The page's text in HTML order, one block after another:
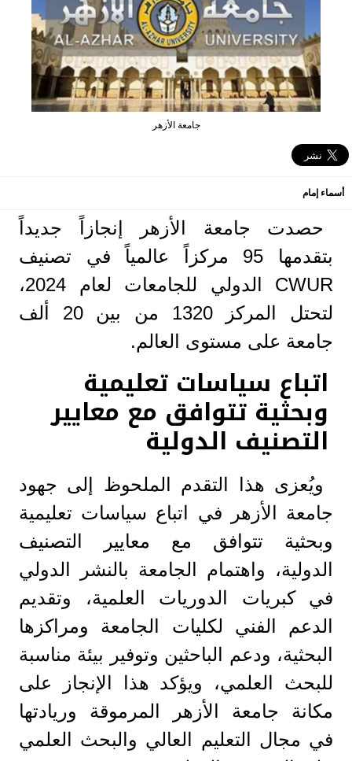
جامعة الأزهر
أسماء إمام
حصدت جامعة الأزهر إنجازاً جديداً
بتقدمها 95 مركزاً عالمياً في تصنيف
CWUR الدولي للجامعات لعام 2024،
لتحتل المركز 1320 من بين 20 ألف
جامعة على مستوى العالم.
اتباع سياسات تعليمية
وبحثية تتوافق مع معايير
التصنيف الدولية
ويُعزى هذا التقدم الملحوظ إلى جهود
جامعة الأزهر في اتباع سياسات تعليمية
وبحثية تتوافق مع معايير التصنيف
الدولية، واهتمام الجامعة بالنشر الدولي
في كبريات الدوريات العلمية، وتقديم
الدعم الفني لكليات الجامعة ومراكزها
البحثية، ودعم الباحثين وتوفير بيئة مناسبة
للبحث العلمي، ويؤكد هذا الإنجاز على
مكانة جامعة الأزهر المرموقة وريادتها
في مجال التعليم العالي والبحث العلمي